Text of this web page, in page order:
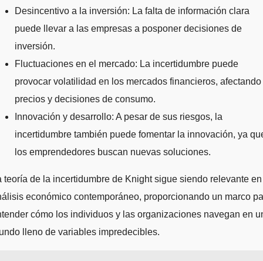
Desincentivo a la inversión: La falta de información clara
puede llevar a las empresas a posponer decisiones de
inversión.
Fluctuaciones en el mercado: La incertidumbre puede
provocar volatilidad en los mercados financieros, afectando
precios y decisiones de consumo.
Innovación y desarrollo: A pesar de sus riesgos, la
incertidumbre también puede fomentar la innovación, ya
los emprendedores buscan nuevas soluciones.
teoría de la incertidumbre de Knight sigue siendo relevante
económico contemporáneo, proporcionando un marco
cómo los individuos y las organizaciones navegan en
lleno de variables impredecibles.